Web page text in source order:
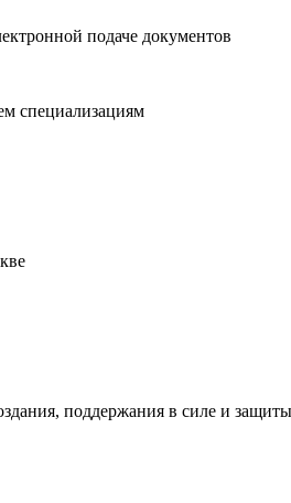
подаче документов
специализациям
поддержания в силе и